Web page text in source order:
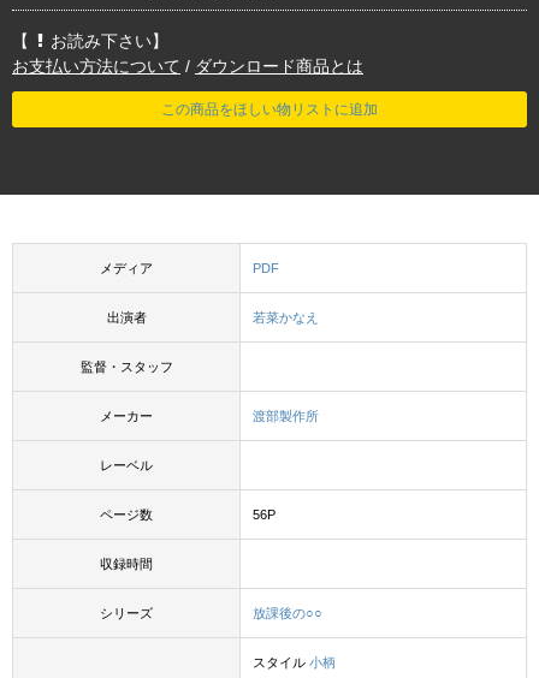
【
お読み下さい】
お支払い方法について / ダウンロード商品とは
この商品をほしい物リストに追加
メディア PDF
出演者 若菜かなえ
監督・スタッフ
メーカー 渡部製作所
レーベル
ページ数 56P
収録時間
シリーズ 放課後の○○
スタイル 小柄